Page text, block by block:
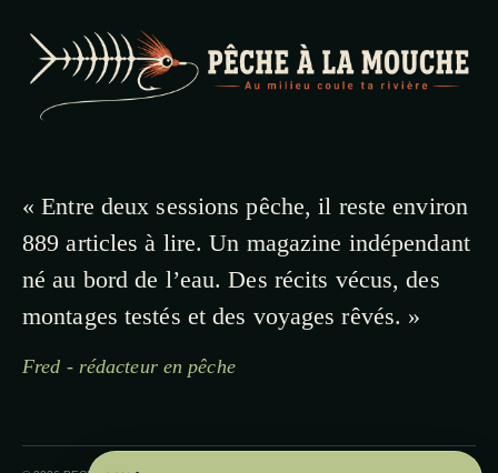
« Entre deux sessions pêche, il reste environ
889 articles à lire. Un magazine indépendant
né au bord de l’eau. Des récits vécus, des
montages testés et des voyages rêvés. »
Fred - rédacteur en pêche